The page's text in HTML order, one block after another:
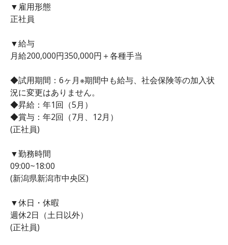
▼雇用形態
正社員
▼給与
月給200,000円350,000円＋各種手当
◆試用期間：6ヶ月※期間中も給与、社会保険等の加入状
況に変更はありません。
◆昇給：年1回（5月）
◆賞与：年2回（7月、12月）
(正社員)
▼勤務時間
09:00~18:00
(新潟県新潟市中央区)
▼休日・休暇
週休2日（土日以外）
(正社員)